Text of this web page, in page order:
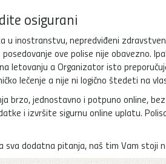
osigurani
u inostranstvu, nepredviđeni
ove polise nije obavezno.
letovanju a Organizator isto
lečenje a nije ni logično štedeti na
brzo, jednostavno i potpuno online,
i izvršite sigurnu online uplatu.
sva dodatna pitanja, naš tim Vam stoji